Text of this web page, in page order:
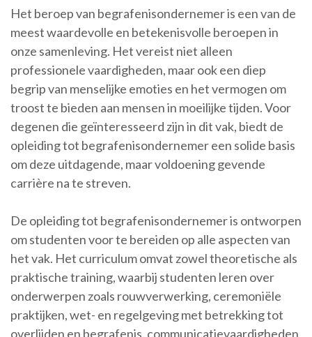
Het beroep van begrafenisondernemer is een van de
meest waardevolle en betekenisvolle beroepen in
onze samenleving. Het vereist niet alleen
professionele vaardigheden, maar ook een diep
begrip van menselijke emoties en het vermogen om
troost te bieden aan mensen in moeilijke tijden. Voor
degenen die geïnteresseerd zijn in dit vak, biedt de
opleiding tot begrafenisondernemer een solide basis
om deze uitdagende, maar voldoening gevende
carrière na te streven.
De opleiding tot begrafenisondernemer is ontworpen
om studenten voor te bereiden op alle aspecten van
het vak. Het curriculum omvat zowel theoretische als
praktische training, waarbij studenten leren over
onderwerpen zoals rouwverwerking, ceremoniële
praktijken, wet- en regelgeving met betrekking tot
overlijden en begrafenis, communicatievaardigheden